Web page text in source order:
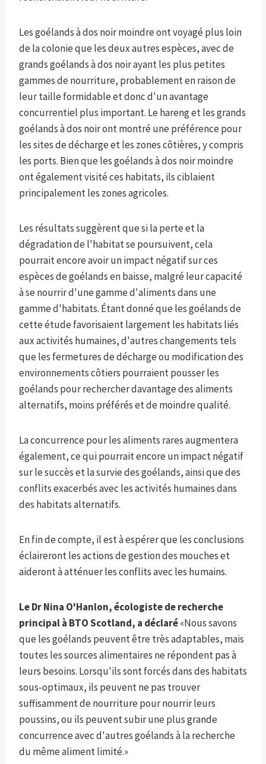
Les goélands à dos noir moindre ont voyagé plus loin
de la colonie que les deux autres espèces, avec de
grands goélands à dos noir ayant les plus petites
gammes de nourriture, probablement en raison de
leur taille formidable et donc d'un avantage
concurrentiel plus important. Le hareng et les grands
goélands à dos noir ont montré une préférence pour
les sites de décharge et les zones côtières, y compris
les ports. Bien que les goélands à dos noir moindre
ont également visité ces habitats, ils ciblaient
principalement les zones agricoles.
Les résultats suggèrent que si la perte et la
dégradation de l'habitat se poursuivent, cela
pourrait encore avoir un impact négatif sur ces
espèces de goélands en baisse, malgré leur capacité
à se nourrir d'une gamme d'aliments dans une
gamme d'habitats. Étant donné que les goélands de
cette étude favorisaient largement les habitats liés
aux activités humaines, d'autres changements tels
que les fermetures de décharge ou modification des
environnements côtiers pourraient pousser les
goélands pour rechercher davantage des aliments
alternatifs, moins préférés et de moindre qualité.
La concurrence pour les aliments rares augmentera
également, ce qui pourrait encore un impact négatif
sur le succès et la survie des goélands, ainsi que des
conflits exacerbés avec les activités humaines dans
des habitats alternatifs.
En fin de compte, il est à espérer que les conclusions
éclaireront les actions de gestion des mouches et
aideront à atténuer les conflits avec les humains.
Le Dr Nina O'Hanlon, écologiste de recherche
principal à BTO Scotland, a déclaré«Nous savons
que les goélands peuvent être très adaptables, mais
toutes les sources alimentaires ne répondent pas à
leurs besoins. Lorsqu'ils sont forcés dans des habitats
sous-optimaux, ils peuvent ne pas trouver
suffisamment de nourriture pour nourrir leurs
poussins, ou ils peuvent subir une plus grande
concurrence avec d'autres goélands à la recherche
du même aliment limité.»